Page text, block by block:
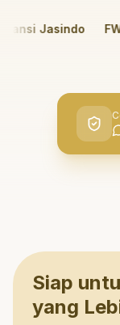
Jasindo
Siap
yang